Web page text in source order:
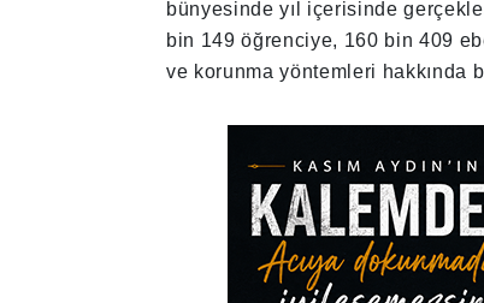
bünyesinde yıl içerisinde
bin 149 öğrenciye, 160 bin 409
ve korunma yöntemleri hakkında